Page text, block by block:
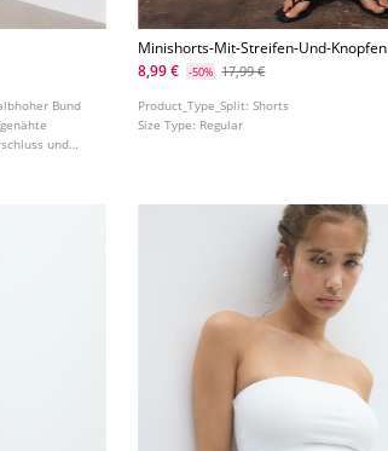
Bund
und
Minishorts-Mit-Streifen-Und-Knopfen
8,99 €
-50% 17,99 €
Product_Type_Split:Shorts
Size Type: Regular